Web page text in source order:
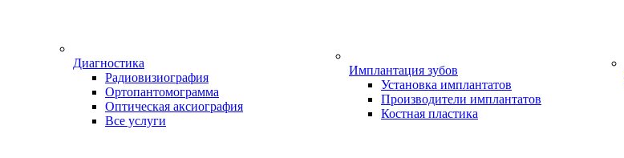
Диагностика
Радиовизиография
Ортопантомограмма
Оптическая аксиография
Все услуги
Имплантация зубов
Установка имплантатов
Производители имплантатов
Костная пластика